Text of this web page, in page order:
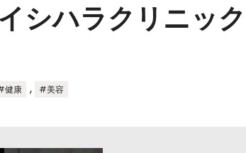
シハラクリニッ
健康 , #美容